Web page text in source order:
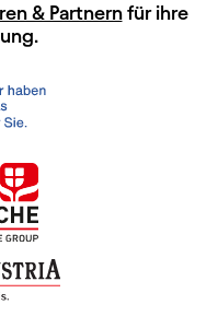
& Partnernfür ihre